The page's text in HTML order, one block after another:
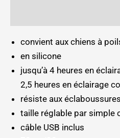
convient aux chiens à
en silicone
jusqu’à 4 heures en
2,5 heures en éclairage
résiste aux éclaboussures
taille réglable par simple
câble USB inclus